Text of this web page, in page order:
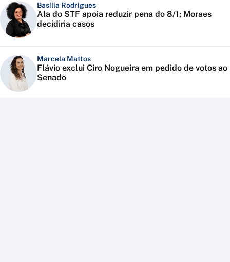
Basília Rodrigues
Ala do STF apoia reduzir pena do 8/1; Moraes
decidiria casos
Marcela Mattos
Flávio exclui Ciro Nogueira em pedido de votos ao
Senado